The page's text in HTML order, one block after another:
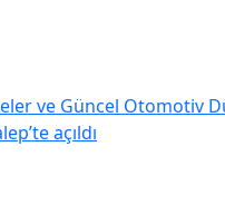
ve Güncel Otomotiv
açıldı